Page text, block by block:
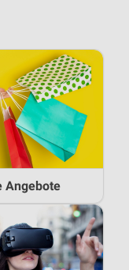
Angebote